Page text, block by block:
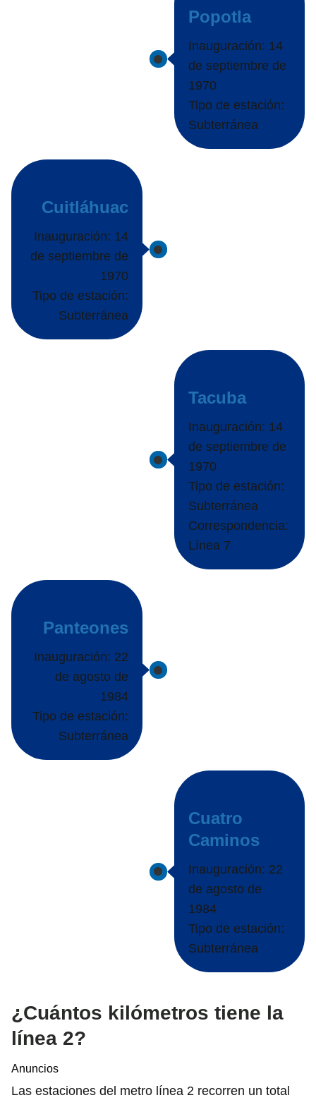
Popotla
Inauguración: 14
de septiembre de
1970
Tipo de estación:
Subterránea
Cuitláhuac
Inauguración: 14
de septiembre de
1970
Tipo de estación:
Subterránea
Tacuba
Inauguración: 14
de septiembre de
1970
Tipo de estación:
Subterránea
Correspondencia:
Línea 7
Panteones
Inauguración: 22
de agosto de
1984
Tipo de estación:
Subterránea
Cuatro
Caminos
Inauguración: 22
de agosto de
1984
Tipo de estación:
Subterránea
¿Cuántos kilómetros tiene la
línea 2?
Anuncios
Las estaciones del metro línea 2 recorren un total